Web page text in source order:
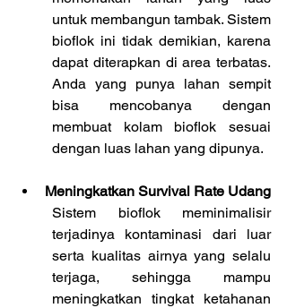
untuk membangun tambak. Sistem
bioflok ini tidak demikian, karena
dapat diterapkan di area terbatas.
Anda yang punya lahan sempit
bisa mencobanya dengan
membuat kolam bioflok sesuai
dengan luas lahan yang dipunya.
Meningkatkan Survival Rate Udang
Sistem bioflok meminimalisir
terjadinya kontaminasi dari luar
serta kualitas airnya yang selalu
terjaga, sehingga mampu
meningkatkan tingkat ketahanan